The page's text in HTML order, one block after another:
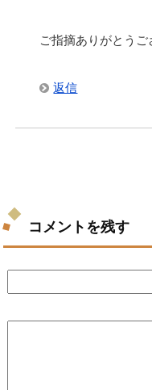
ご指摘ありがとうご
返信
コメントを残す